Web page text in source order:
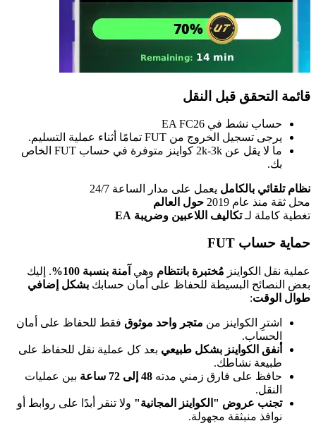
قائمة التحقق قبل النقل
حساب نشط في EA FC26
يرجى تسجيل الخروج من FUT تمامًا أثناء عملية التسليم.
ما لا يقل عن 2k-3k كواينز متوفرة في حساب FUT الخاص
بك.
نظام تلقائي بالكامل يعمل على مدار الساعة 24/7
محل ثقة منذ عام 2019
حول العالم
تغطية كاملة لـتكاليف اللاعبين وضريبة EA
حماية حساب FUT
عملية نقل الكواينز مُختبرة بانتظام وهي آمنة بنسبة 100%
. إليك
بعض النصائح البسيطة للحفاظ على أمان حسابك بشكل إضافي
طوال الوقت:
اشترِ الكواينز من متجر واحد موثوق فقط للحفاظ على أمان
الحساب.
أنفق الكواينز بشكل طبيعي بعد كل عملية نقل للحفاظ على
طبيعة نشاطك.
حافظ على فارق زمني مدته 48 إلى 72 ساعة
بين عمليات
النقل.
تجنب عروض "الكواينز المجانية" ولا تنقر أبدًا على روابط أو
نوافذ منبثقة مجهولة.